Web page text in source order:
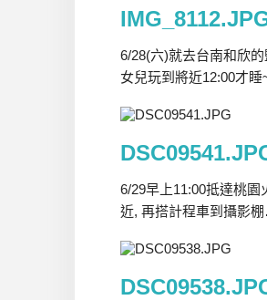
6/28(六)就去台南和欣
女兒玩到將近12:00才睡
6/29早上11:00抵達桃
近, 再搭計程車到攝影